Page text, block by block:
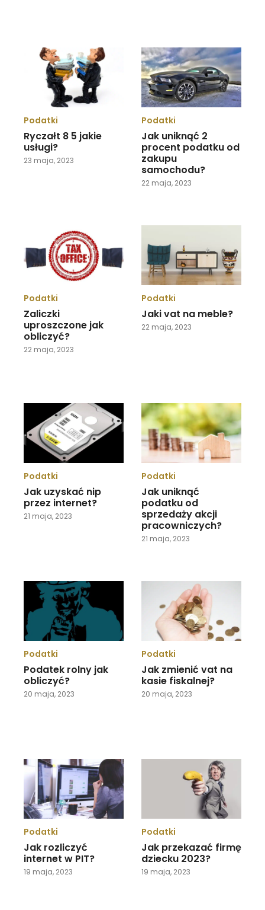
Podatki
Ryczałt 8 5 jakie
usługi?
23 maja, 2023
Podatki
Jak uniknąć 2
procent podatku od
zakupu
samochodu?
22 maja, 2023
Podatki
Zaliczki
uproszczone jak
obliczyć?
22 maja, 2023
Podatki
Jaki vat na meble?
22 maja, 2023
Podatki
Jak uzyskać nip
przez internet?
21 maja, 2023
Podatki
Jak uniknąć
podatku od
sprzedaży akcji
pracowniczych?
21 maja, 2023
Podatki
Podatek rolny jak
obliczyć?
20 maja, 2023
Podatki
Jak zmienić vat na
kasie fiskalnej?
20 maja, 2023
Podatki
Jak rozliczyć
internet w PIT?
19 maja, 2023
Podatki
Jak przekazać firmę
dziecku 2023?
19 maja, 2023